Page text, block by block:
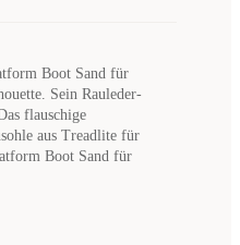
Boot Sand für
Sein Rauleder-
flauschige
aus Treadlite für
Boot Sand für